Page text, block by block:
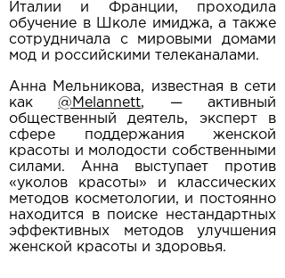
Италии и Франции, проходила
обучение в Школе имиджа, а также
сотрудничала с мировыми домами
мод и российскими телеканалами.
Анна Мельникова, известная в сети
как@Melannett, — активный
общественный деятель, эксперт в
сфере поддержания женской
красоты и молодости собственными
силами. Анна выступает против
«уколов красоты» и классических
методов косметологии, и постоянно
находится в поиске нестандартных
эффективных методов улучшения
женской красоты и здоровья.